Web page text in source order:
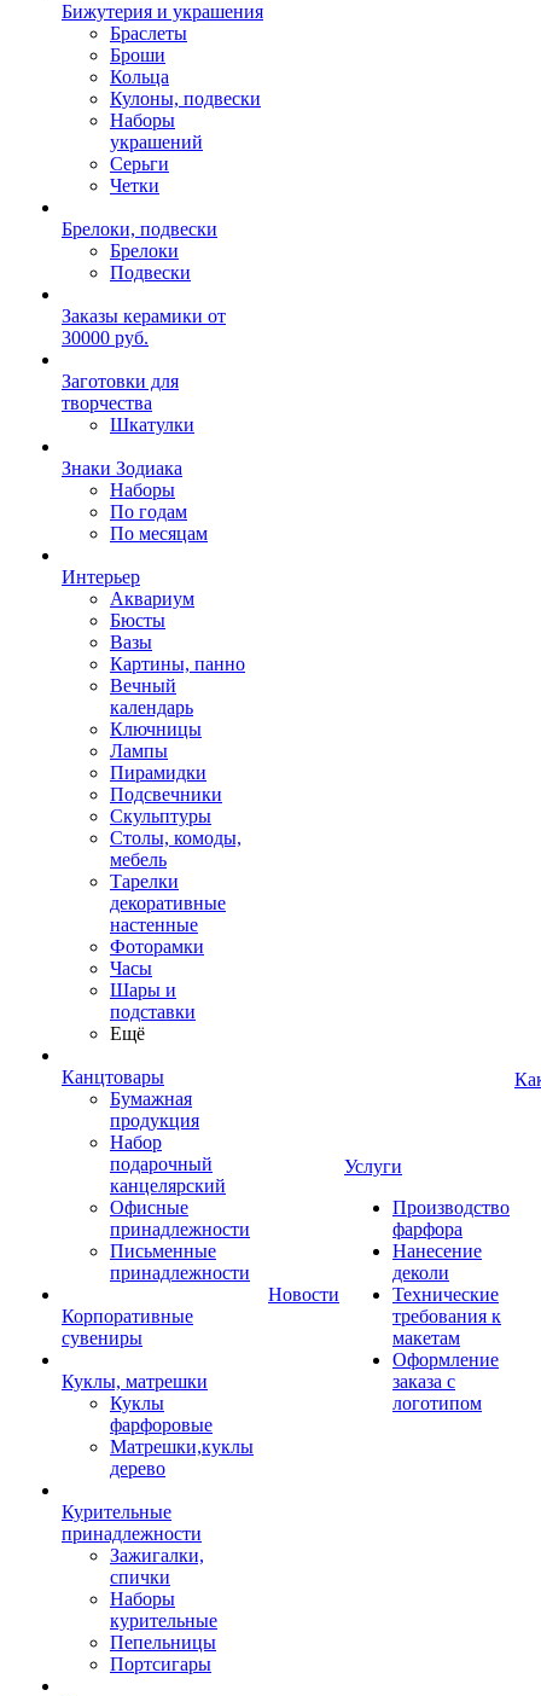
Бижутерия и украшения
Браслеты
Броши
Кольца
Кулоны, подвески
Наборы
украшений
Серьги
Четки
Брелоки, подвески
Брелоки
Подвески
Заказы керамики от
30000 руб.
Заготовки для
творчества
Шкатулки
Знаки Зодиака
Наборы
По годам
По месяцам
Интерьер
Аквариум
Бюсты
Вазы
Картины, панно
Вечный
календарь
Ключницы
Лампы
Пирамидки
Подсвечники
Скульптуры
Столы, комоды,
мебель
Тарелки
декоративные
настенные
Фоторамки
Часы
Шары и
подставки
Ещё
Канцтовары
Бумажная
продукция
Набор
подарочный
канцелярский
Офисные
принадлежности
Письменные
принадлежности
Корпоративные
сувениры
Куклы, матрешки
Куклы
фарфоровые
Матрешки,куклы
дерево
Курительные
принадлежности
Зажигалки,
спички
Наборы
курительные
Пепельницы
Портсигары
Новости
Услуги
Производство
фарфора
Нанесение
деколи
Технические
требования к
макетам
Оформление
заказа с
логотипом